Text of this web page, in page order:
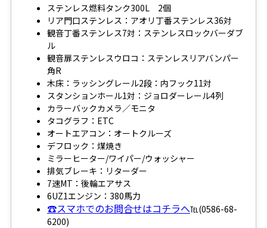
ステンレス燃料タンク300L 2個
リア門口ステンレス：アオリ丁番ステンレス36対
観音丁番ステンレス7対：ステンレスロックバーダブ
ル
観音扉ステンレスウロコ：ステンレスリアバンパー
角R
木床：ラッシングレール2段：内フック11対
スタンションホール1対：ジョロダーレール4列
カラーバックカメラ／モニタ
タコグラフ：ETC
オートエアコン：オートクルーズ
デフロック：煤焼き
ミラーヒーター/ワイパー/ウォッシャー
排気ブレーキ：リターダー
7速MT：後輪エアサス
6UZ1エンジン：380馬力
☎スマホでのお問合せはコチラへ℡(0586-68-
6200)